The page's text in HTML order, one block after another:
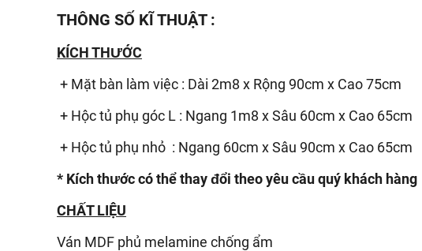
THÔNG SỐ KĨ THUẬT :
KÍCH THƯỚC
+ Mặt bàn làm việc : Dài 2m8 x Rộng 90cm x Cao 75cm
+ Hộc tủ phụ góc L : Ngang 1m8 x Sâu 60cm x Cao 65cm
+ Hộc tủ phụ nhỏ : Ngang 60cm x Sâu 90cm x Cao 65cm
* Kích thước có thể thay đổi theo yêu cầu quý khách hàng
CHẤT LIỆU
Ván MDF phủ melamine chống ẩm